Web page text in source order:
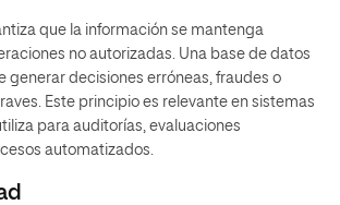
que la información se mantenga
no autorizadas. Una base de datos
generar decisiones erróneas, fraudes o
Este principio es relevante en sistemas
para auditorías, evaluaciones
automatizados.